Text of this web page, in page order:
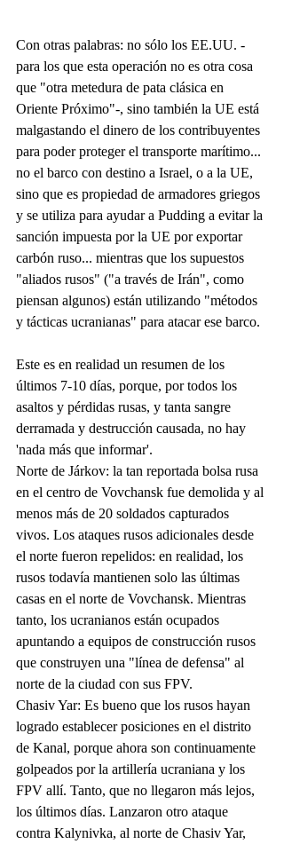
Con otras palabras: no sólo los EE.UU. -
para los que esta operación no es otra cosa
que "otra metedura de pata clásica en
Oriente Próximo"-, sino también la UE está
malgastando el dinero de los contribuyentes
para poder proteger el transporte marítimo...
no el barco con destino a Israel, o a la UE,
sino que es propiedad de armadores griegos
y se utiliza para ayudar a Pudding a evitar la
sanción impuesta por la UE por exportar
carbón ruso... mientras que los supuestos
"aliados rusos" ("a través de Irán", como
piensan algunos) están utilizando "métodos
y tácticas ucranianas" para atacar ese barco.
Este es en realidad un resumen de los
últimos 7-10 días, porque, por todos los
asaltos y pérdidas rusas, y tanta sangre
derramada y destrucción causada, no hay
'nada más que informar'.
Norte de Járkov: la tan reportada bolsa rusa
en el centro de Vovchansk fue demolida y al
menos más de 20 soldados capturados
vivos. Los ataques rusos adicionales desde
el norte fueron repelidos: en realidad, los
rusos todavía mantienen solo las últimas
casas en el norte de Vovchansk. Mientras
tanto, los ucranianos están ocupados
apuntando a equipos de construcción rusos
que construyen una "línea de defensa" al
norte de la ciudad con sus FPV.
Chasiv Yar: Es bueno que los rusos hayan
logrado establecer posiciones en el distrito
de Kanal, porque ahora son continuamente
golpeados por la artillería ucraniana y los
FPV allí. Tanto, que no llegaron más lejos,
los últimos días. Lanzaron otro ataque
contra Kalynivka, al norte de Chasiv Yar,